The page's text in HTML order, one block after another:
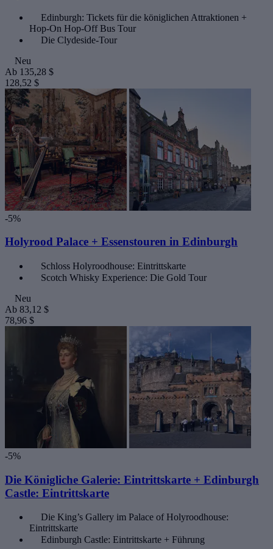
Edinburgh: Tickets für die königlichen Attraktionen +
Hop-On Hop-Off Bus Tour
Die Clydeside-Tour
Neu
Ab 135,28 $
128,52 $
-5%
Holyrood Palace + Essenstouren in Edinburgh
Schloss Holyroodhouse: Eintrittskarte
Scotch Whisky Experience: Die Gold Tour
Neu
Ab 83,12 $
78,96 $
-5%
Die Königliche Galerie: Eintrittskarte + Edinburgh
Castle: Eintrittskarte
Die King’s Gallery im Palace of Holyroodhouse:
Eintrittskarte
Edinburgh Castle: Eintrittskarte + Führung